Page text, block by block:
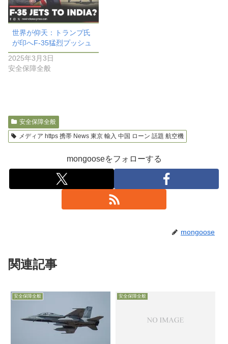
世界が仰天：トランプ氏
が印へF-35猛烈プッシュ
2025年3月3日
安全保障全般
安全保障全般
メディア https 携帯 News 東京 輸入 中国 ローン 話題 航空機
mongooseをフォローする
mongoose
関連記事
安全保障全般 安全保障全般